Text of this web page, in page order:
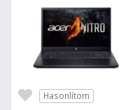
Hasonlítom